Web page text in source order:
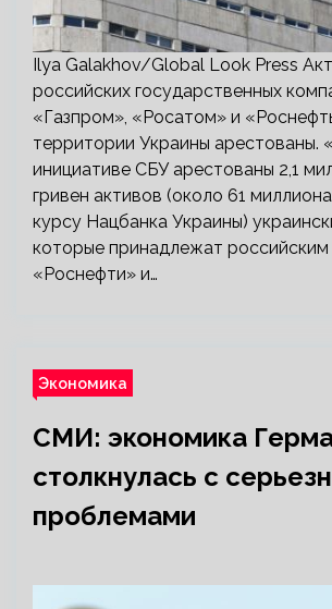
Ilya Galakhov/Global Look Press
российских государственных
«Газпром», «Росатом» и
территории Украины арестованы.
инициативе СБУ арестованы 2,1
гривен активов (около 61
курсу Нацбанка Украины)
которые принадлежат российским
«Роснефти» и…
Экономика
СМИ: экономика
столкнулась с
проблемами